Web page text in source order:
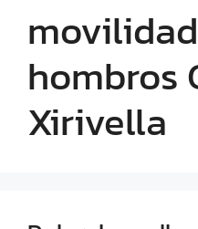
hombros
Xirivella